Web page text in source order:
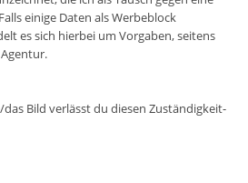
einige Daten als Werbeblock
es sich hierbei um Vorgaben, seitens
Bild verlässt du diesen Zuständigkeit-